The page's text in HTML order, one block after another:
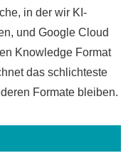
in der wir KI-
und Google Cloud
Knowledge Format
das schlichteste
Formate bleiben.